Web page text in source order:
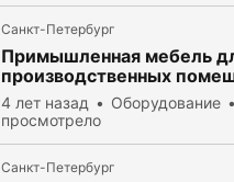
Санкт-Петербург
Примышленная мебель
производственных
4 лет назад Оборудование
просмотрело
Санкт-Петербург